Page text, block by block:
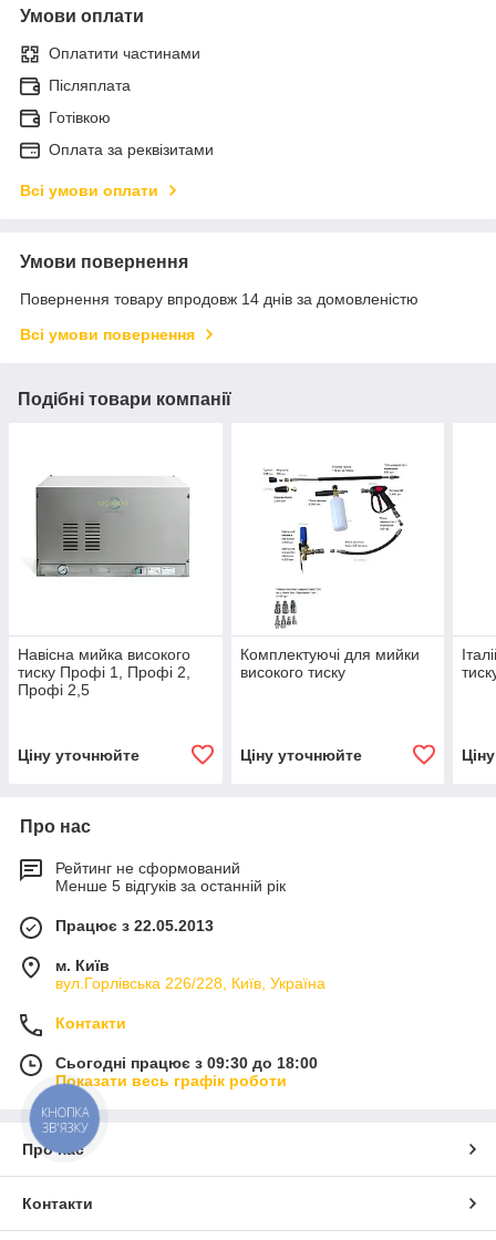
Умови оплати
Оплатити частинами
Післяплата
Готівкою
Оплата за реквізитами
Всі умови оплати
Умови повернення
Повернення товару впродовж 14 днів за домовленістю
Всі умови повернення
Подібні товари компанії
Навісна мийка високого
тиску Профі 1, Профі 2,
Профі 2,5
Ціну уточнюйте
Комплектуючі для мийки
високого тиску
Ціну уточнюйте
Про нас
Рейтинг не сформований
Менше 5 відгуків за останній рік
Працює з 22.05.2013
м. Київ
вул.Горлівська 226/228, Київ, Україна
Контакти
Сьогодні працює з 09:30 до 18:00
Показати весь графік роботи
Про нас
Контакти
КНОПКА
ЗВ'ЯЗКУ